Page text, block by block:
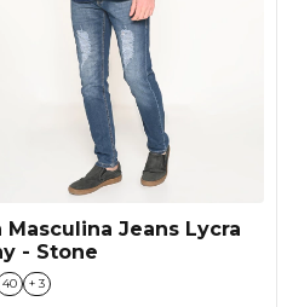
Masculina Jeans Lycra
- Stone
40 + 3